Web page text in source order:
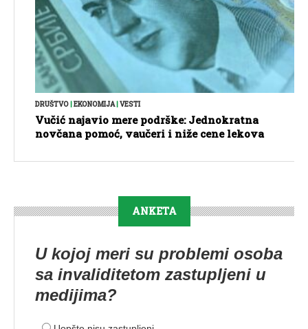
DRUŠTVO EKONOMIJA| VESTI
Vučić najavio mere podrške: Jednokratna
novčana pomoć, vaučeri i niže cene lekova
ANKETA
U kojoj meri su problemi osoba
sa invaliditetom zastupljeni u
medijima?